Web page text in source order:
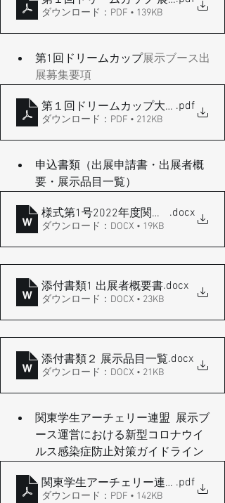
ダウンロード：PDF • 139KB
第1回ドリームカップ展示ブース出
展募集要項
第１回ドリームカップ大会展示ブー
.pdf
ダウンロード：PDF • 212KB
申込書類（出展申請書・出展者概
要・展示品目一覧）
様式第1号2022年度関東学生アー
.docx
ダウンロード：DOCX • 19KB
添付書類1 出展者概要書.docx
ダウンロード：DOCX • 23KB
添付書類２ 展示品目一覧.docx
ダウンロード：DOCX • 21KB
関東学生アーチェリー連盟  展示ブ
ース運営における新型コロナウイ
ルス感染症防止対策ガイドライン
関東学生ア
.pdf
ダウンロード：PDF • 142KB